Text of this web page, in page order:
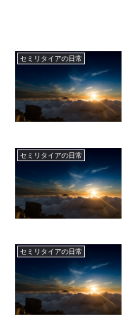
セミリタイアの日常
セミリタイアの日常
セミリタイアの日常